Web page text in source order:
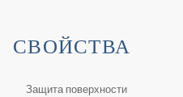
СВОЙСТВА
Защита поверхности